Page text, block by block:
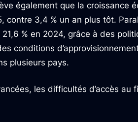
également que la croissance
contre 3,4 % un an plus tôt.
21,6 % en 2024, grâce à des
conditions
plusieurs pays.
les difficultés d’accès